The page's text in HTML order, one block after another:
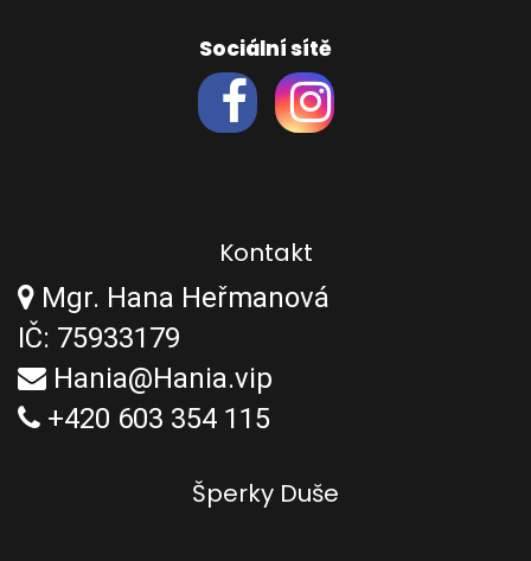
Sociální sítě
Kontakt
Mgr. Hana Heřmanová
IČ: 75933179
Hania@Hania.vip
+420 603 354 115
Šperky Duše